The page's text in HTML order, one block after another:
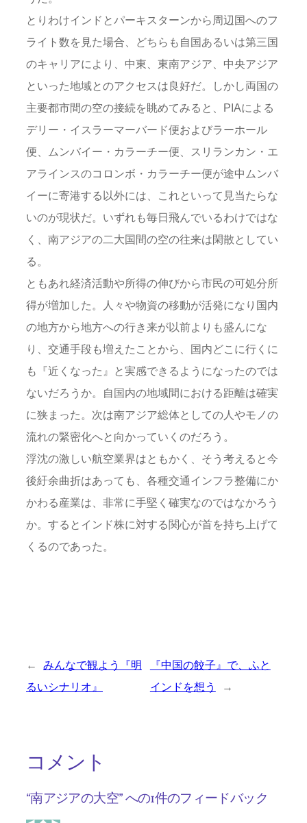
とりわけインドとパーキスターンから周辺国へのフ
ライト数を見た場合、どちらも自国あるいは第三国
のキャリアにより、中東、東南アジア、中央アジア
といった地域とのアクセスは良好だ。しかし両国の
主要都市間の空の接続を眺めてみると、PIAによる
デリー・イスラーマーバード便およびラーホール
便、ムンバイー・カラーチー便、スリランカン・エ
アラインスのコロンボ・カラーチー便が途中ムンバ
イーに寄港する以外には、これといって見当たらな
いのが現状だ。いずれも毎日飛んでいるわけではな
く、南アジアの二大国間の空の往来は閑散としてい
る。
ともあれ経済活動や所得の伸びから市民の可処分所
得が増加した。人々や物資の移動が活発になり国内
の地方から地方への行き来が以前よりも盛んにな
り、交通手段も増えたことから、国内どこに行くに
も『近くなった』と実感できるようになったのでは
ないだろうか。自国内の地域間における距離は確実
に狭まった。次は南アジア総体としての人やモノの
流れの緊密化へと向かっていくのだろう。
浮沈の激しい航空業界はともかく、そう考えると今
後紆余曲折はあっても、各種交通インフラ整備にか
かわる産業は、非常に手堅く確実なのではなかろう
か。するとインド株に対する関心が首を持ち上げて
くるのであった。
←
みんなで観よう『明
るいシナリオ』
『中国の餃子』で、ふと
インドを想う
→
コメント
“南アジアの大空” への1件のフィードバック